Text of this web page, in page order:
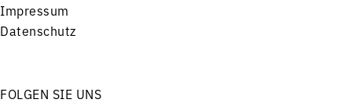
Impressum
Datenschutz
FOLGEN SIE UNS